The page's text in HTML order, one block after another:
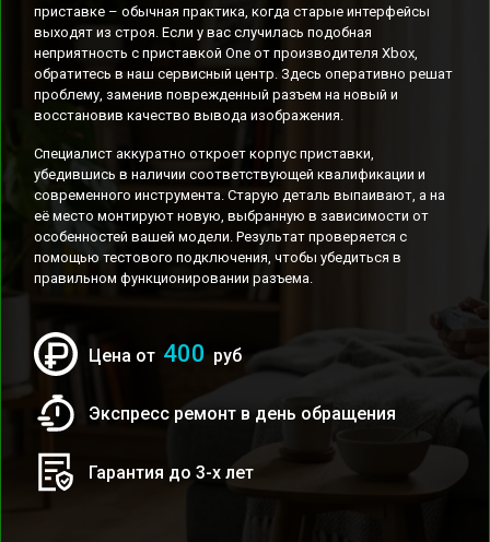
приставке – обычная практика, когда старые интерфейсы
выходят из строя. Если у вас случилась подобная
неприятность с приставкой One от производителя Xbox,
обратитесь в наш сервисный центр. Здесь оперативно решат
проблему, заменив поврежденный разъем на новый и
восстановив качество вывода изображения.
Специалист аккуратно откроет корпус приставки,
убедившись в наличии соответствующей квалификации и
современного инструмента. Старую деталь выпаивают, а на
её место монтируют новую, выбранную в зависимости от
особенностей вашей модели. Результат проверяется с
помощью тестового подключения, чтобы убедиться в
правильном функционировании разъема.
Цена от 400 руб
Экспресс ремонт в день обращения
Гарантия до 3-х лет